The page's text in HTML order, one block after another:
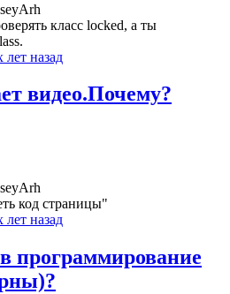
класс locked, а ты
лет назад
видео.Почему?
код страницы"
лет назад
программирование